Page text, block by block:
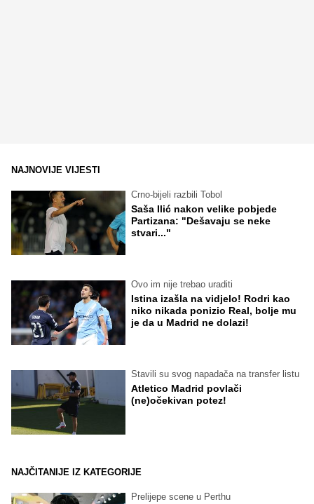
NAJNOVIJE VIJESTI
Crno-bijeli razbili Tobol
Saša Ilić nakon velike pobjede
Partizana: "Dešavaju se neke
stvari..."
Ovo im nije trebao uraditi
Istina izašla na vidjelo! Rodri kao
niko nikada ponizio Real, bolje mu
je da u Madrid ne dolazi!
Stavili su svog napadača na transfer listu
Atletico Madrid povlači
(ne)očekivan potez!
NAJČITANIJE IZ KATEGORIJE
Prelijepe scene u Perthu